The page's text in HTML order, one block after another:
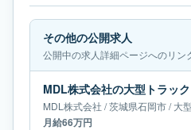
その他の公開求人
公開中の求人詳細ページへのリン
MDL株式会社 /茨城県石岡市/大
月給66万円